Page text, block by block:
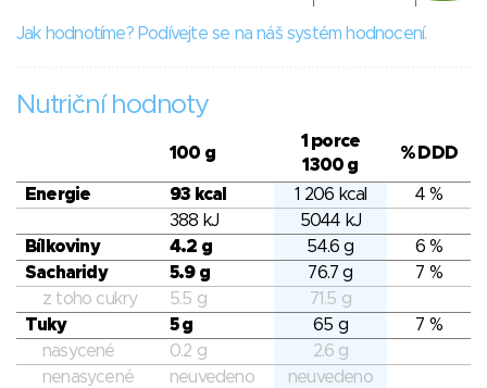
Jak hodnotíme? Podívejte se na náš systém hodnocení.
Nutriční hodnoty
100 g
1 porce
1300 g
% DDD
Energie 93 kcal 1 206 kcal
4 %
388 kJ
5044 kJ
Bílkoviny
4.2 g 54.6 g
6 %
Sacharidy
5.9 g 76.7 g
7 %
z toho cukry
5.5 g
71.5 g
Tuky
5 g 65 g
7 %
nasycené
0.2 g
2.6 g
nenasycené
neuvedeno
neuvedeno